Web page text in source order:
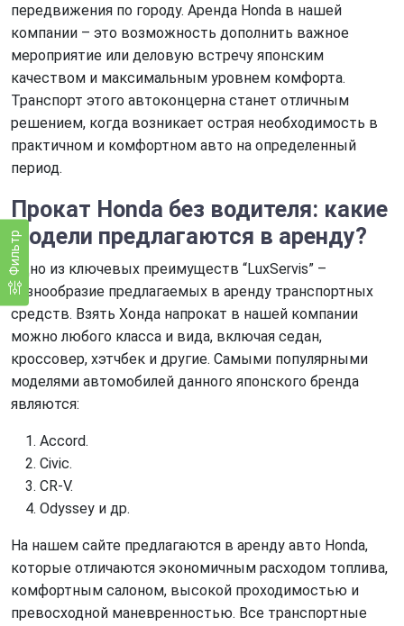
Фильтр
передвижения по городу. Аренда Honda в нашей
компании – это возможность дополнить важное
мероприятие или деловую встречу японским
качеством и максимальным уровнем комфорта.
Транспорт этого автоконцерна станет отличным
решением, когда возникает острая необходимость в
практичном и комфортном авто на определенный
период.
Прокат Honda без водителя: какие
модели предлагаются в аренду?
Одно из ключевых преимуществ “LuxServis” –
разнообразие предлагаемых в аренду транспортных
средств. Взять Хонда напрокат в нашей компании
можно любого класса и вида, включая седан,
кроссовер, хэтчбек и другие. Самыми популярными
моделями автомобилей данного японского бренда
являются:
Accord.
Civic.
CR-V.
Odyssey и др.
На нашем сайте предлагаются в аренду авто Honda,
которые отличаются экономичным расходом топлива,
комфортным салоном, высокой проходимостью и
превосходной маневренностью. Все транспортные